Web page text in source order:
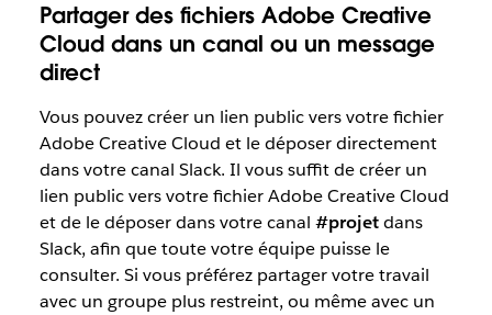
Partager des fichiers Adobe Creative
Cloud dans un canal ou un message
direct
Vous pouvez créer un lien public vers votre fichier
Adobe Creative Cloud et le déposer directement
dans votre canal Slack. Il vous suffit de créer un
lien public vers votre fichier Adobe Creative Cloud
et de le déposer dans votre canal #projetdans
Slack, afin que toute votre équipe puisse le
consulter. Si vous préférez partager votre travail
avec un groupe plus restreint, ou même avec un